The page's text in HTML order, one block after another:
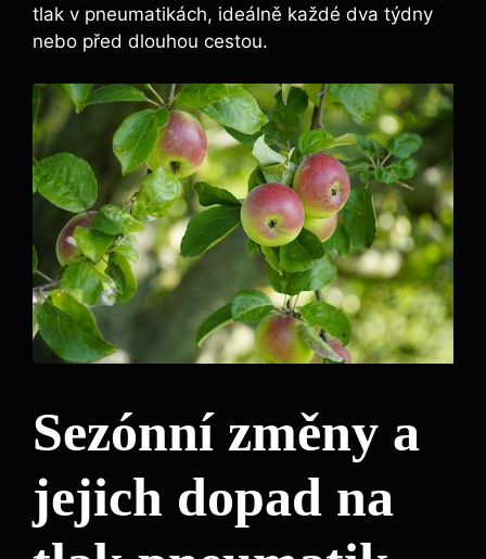
tlak v pneumatikách, ideálně každé dva týdny
nebo před dlouhou cestou.
Sezónní změny a
jejich dopad na